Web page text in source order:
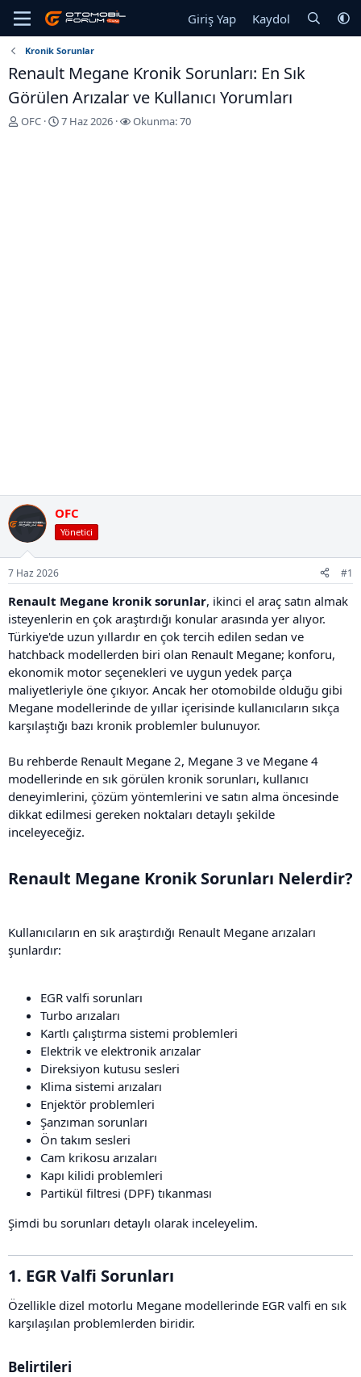
Giriş Yap Kaydol
Kronik Sorunlar
Renault Megane Kronik Sorunları: En Sık
Görülen Arızalar ve Kullanıcı Yorumları
K
OFC
B
7 Haz 2026 Okunma: 70
OFC
Yönetici
7 Haz 2026 #1
Renault Megane kronik sorunlar, ikinci el araç satın almak
isteyenlerin en çok araştırdığı konular arasında yer alıyor.
Türkiye'de uzun yıllardır en çok tercih edilen sedan ve
hatchback modellerden biri olan Renault Megane; konforu,
ekonomik motor seçenekleri ve uygun yedek parça
maliyetleriyle öne çıkıyor. Ancak her otomobilde olduğu gibi
Megane modellerinde de yıllar içerisinde kullanıcıların sıkça
karşılaştığı bazı kronik problemler bulunuyor.
Bu rehberde Renault Megane 2, Megane 3 ve Megane 4
modellerinde en sık görülen kronik sorunları, kullanıcı
deneyimlerini, çözüm yöntemlerini ve satın alma öncesinde
dikkat edilmesi gereken noktaları detaylı şekilde
inceleyeceğiz.
Renault Megane Kronik Sorunları Nelerdir?​
Kullanıcıların en sık araştırdığı Renault Megane arızaları
şunlardır:
EGR valfi sorunları
Turbo arızaları
Kartlı çalıştırma sistemi problemleri
Elektrik ve elektronik arızalar
Direksiyon kutusu sesleri
Klima sistemi arızaları
Enjektör problemleri
Şanzıman sorunları
Ön takım sesleri
Cam krikosu arızaları
Kapı kilidi problemleri
Partikül filtresi (DPF) tıkanması
Şimdi bu sorunları detaylı olarak inceleyelim.
1. EGR Valfi Sorunları​
Özellikle dizel motorlu Megane modellerinde EGR valfi en sık
karşılaşılan problemlerden biridir.
Belirtileri​